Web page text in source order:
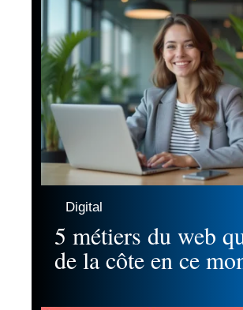
Digital
5 métiers du web
de la côte en ce